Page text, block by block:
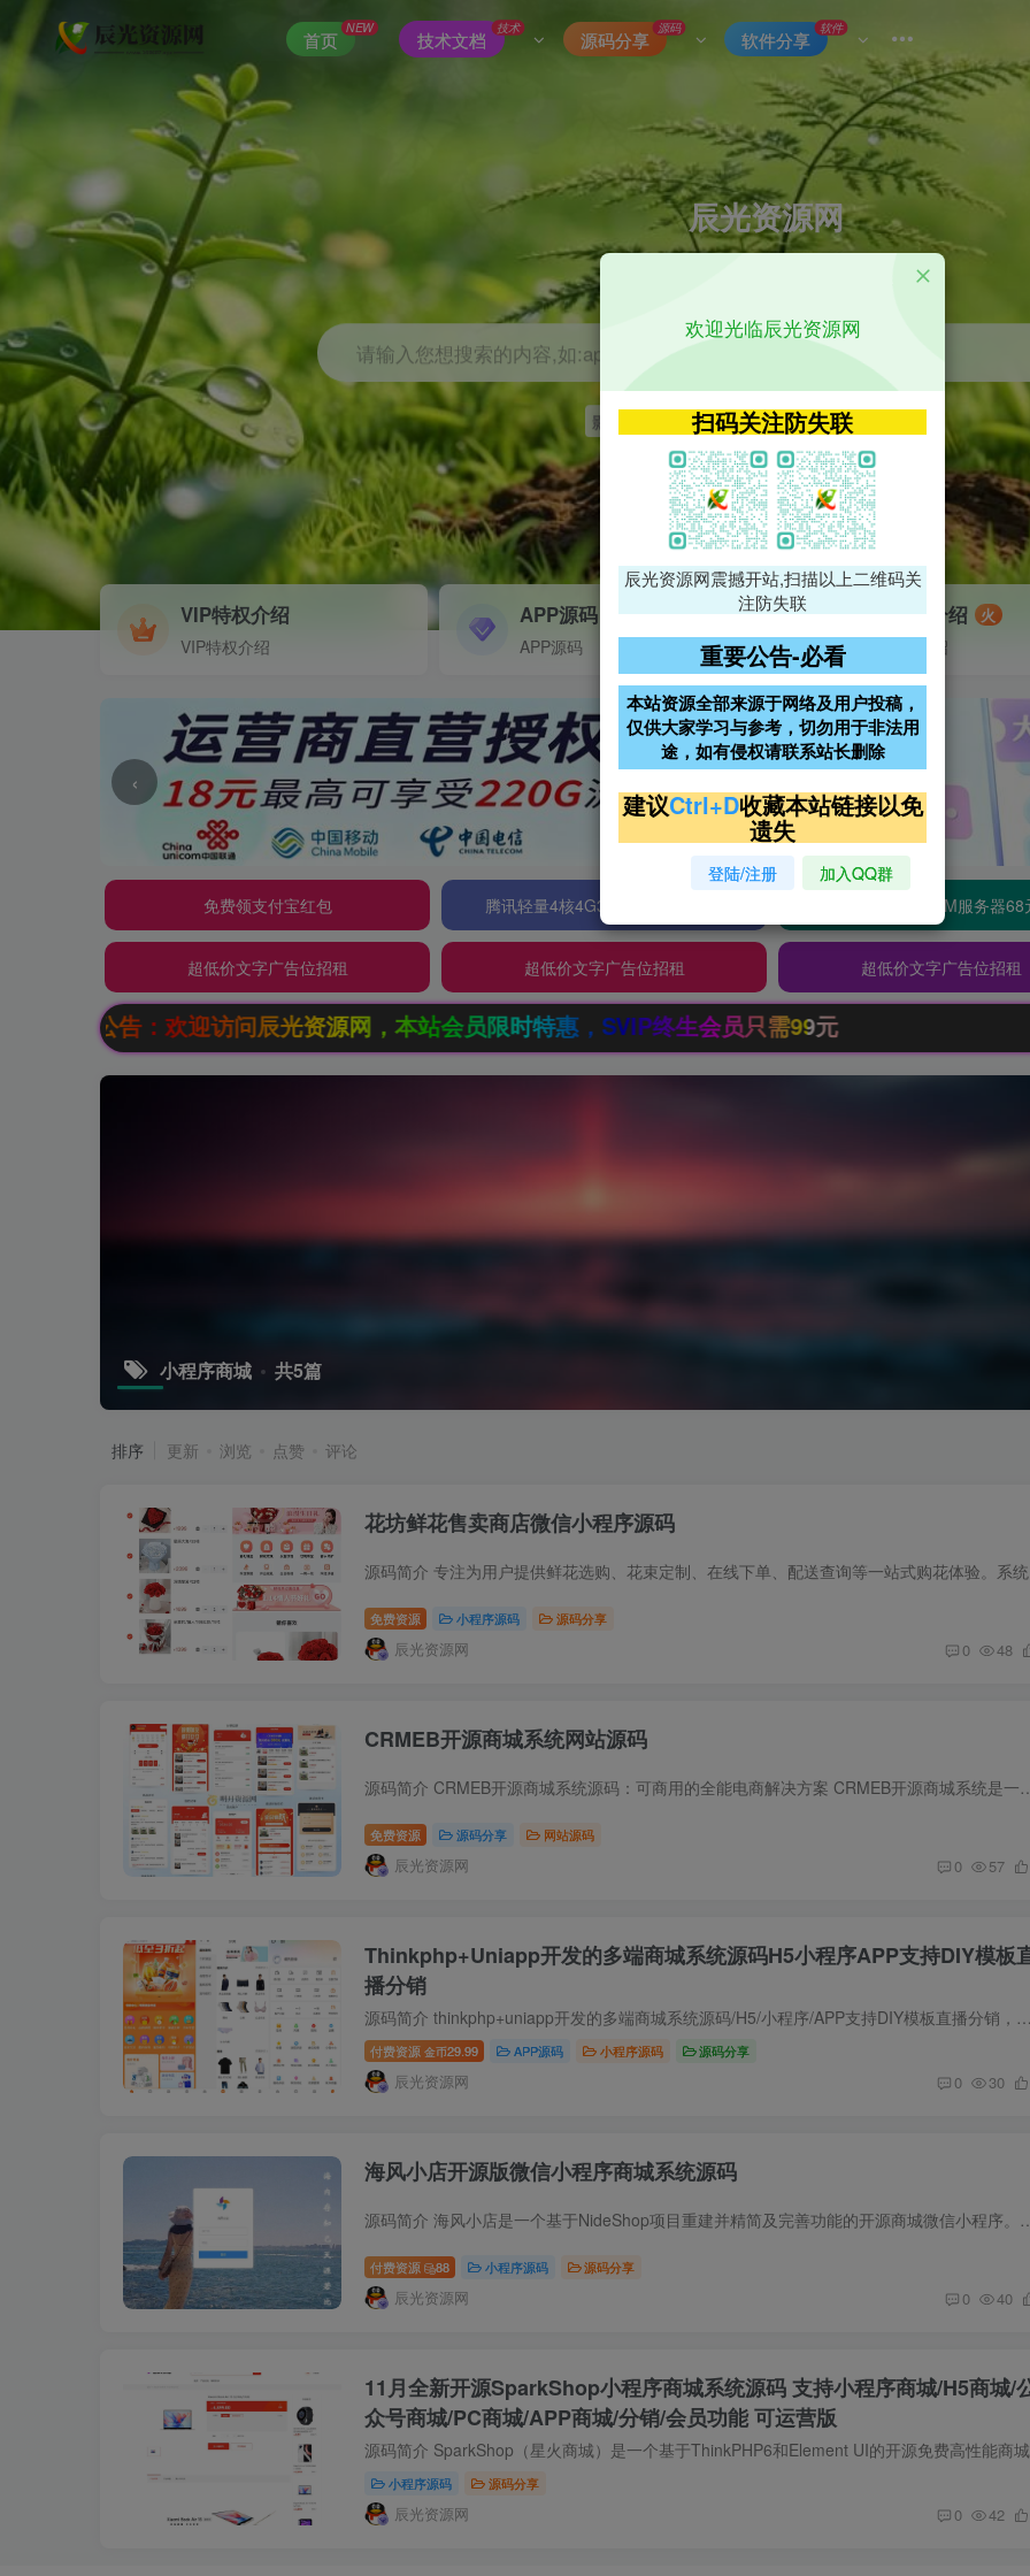
首页
NEW
技术文档
技术
源码分享
源码
软件分享
软件
辰光资源网
优质的网络资源分享平台
请输入您想搜索的内容,如:app源码
影视 神马 getapp 原神
VIP特权介绍
VIP特权介绍
APP源码
APP源码
VIP特权介绍 火
VIP特权介绍
‹
免费领支付宝红包 腾讯轻量4核4G3M服务器38元/年 阿里云2核2G200M服务器
超低价文字广告位招租 超低价文字广告位招租 超低价文字广告位招租
迎访问辰光资源网，本站会员限时特惠，SVIP终生会员只需99元
小程序商城 共5篇
排序 更新 浏览 点赞 评论
花坊鲜花售卖商店微信小程序源码
免费资源 小程序源码 源码分享
辰光资源网 0 48
CRMEB开源商城系统网站源码
源码简介 CRMEB开源商城系统源码：可商用的全能电商解决方案 CRMEB开源商
免费资源 源码分享 网站源码
辰光资源网 0 57
Thinkphp+Uniapp开发的多端商城系统源码H5小程序APP支持DIY模板
播分销
源码简介 thinkphp+uniapp开发的多端商城系统源码/H5/小程序/APP支持DIY模板直播分销，一款uniapp开发的全端小程序一套开源代码，可以生成多端访问，重要的是全开源，模板功能丰富，支持自定义...
付费资源 金币29.99 APP源码 小程序源码 源码分享
辰光资源网 0 30
海风小店开源版微信小程序商城系统源码
源码简介 海风小店是一个基于NideShop项目重建并精简及完善功能的开源商城微
付费资源 88 小程序源码 源码分享
辰光资源网 0 40
11月全新开源SparkShop小程序商城系统源码 支持小程序商城/H5商城/
众号商城/PC商城/APP商城/分销/会员功能 可运营版
小程序源码 源码分享
辰光资源网 0 42
欢迎光临辰光资源网
扫码关注防失联
辰光资源网震撼开站,扫描以上二维码关
注防失联
重要公告-必看
本站资源全部来源于网络及用户投稿，
仅供大家学习与参考，切勿用于非法用
途，如有侵权请联系站长删除
建议Ctrl+D收藏本站链接以免
遗失
登陆/注册 加入QQ群